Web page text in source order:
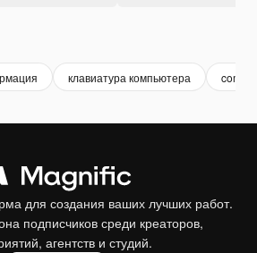
клавиатура компьютера
для создания ваших лучших работ.
подписчиков среди креаторов,
агентств и студий.